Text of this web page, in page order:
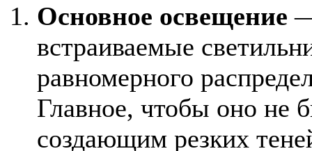
Основное освещение
встраиваемые
равномерного
Главное, чтобы оно не
создающим резких